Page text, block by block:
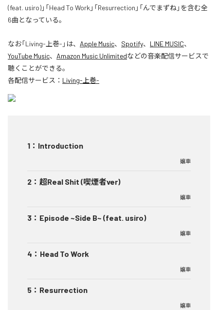
(feat. usiro)」「Head To Work」「Resurrection」「んでまずね」を含む全
6曲となっている。
なお「Living-上巻- 」は、 Apple Music、 Spotify、 LINE MUSIC、
YouTube Music、 Amazon Music Unlimitedなどの音楽配信サービスで
聴くことができる。
各配信サービス： Living-上巻-
1 ： Introduction
嬢車
2 ： 超Real Shit (喫煙者ver)
嬢車
3 ： Episode ~Side B~ (feat. usiro)
嬢車
4 ： Head To Work
嬢車
5 ： Resurrection
嬢車